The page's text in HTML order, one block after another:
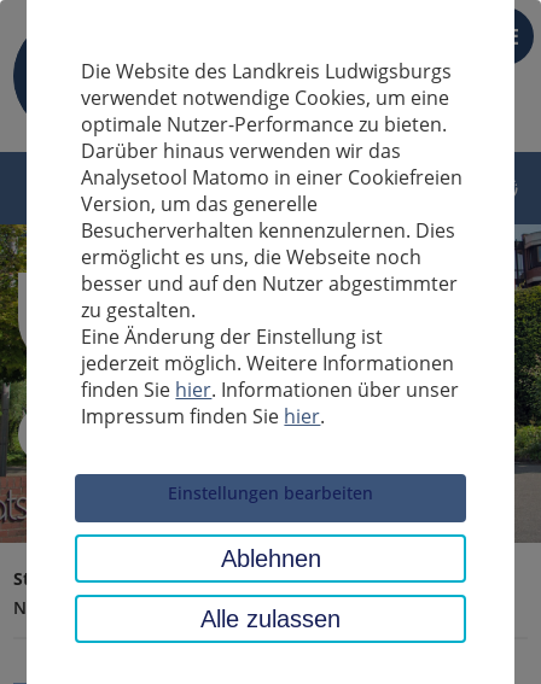
DE
Sucheingabe
Startseite Landratsamt, Landkreis
Aktuelles
Nachrichten
Die Website des Landkreis Ludwigsburgs
verwendet notwendige Cookies, um eine
optimale Nutzer-Performance zu bieten.
Darüber hinaus verwenden wir das
Analysetool Matomo in einer Cookiefreien
Version, um das generelle
Besucherverhalten kennenzulernen. Dies
ermöglicht es uns, die Webseite noch
besser und auf den Nutzer abgestimmter
zu gestalten.
Eine Änderung der Einstellung ist
jederzeit möglich. Weitere Informationen
finden Sie hier. Informationen über unser
Impressum finden Sie hier.
Einstellungen bearbeiten
Ablehnen
Alle zulassen